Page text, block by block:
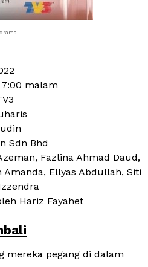
malam
Sdn Bhd
Fazlina Ahmad Daud,
Amanda, Ellyas Abdullah, Siti
Hariz Fayahet
mereka pegang di dalam